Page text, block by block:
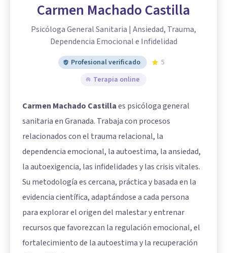
Carmen Machado Castilla
Psicóloga General Sanitaria | Ansiedad, Trauma,
Dependencia Emocional e Infidelidad
Profesional verificado
5
Terapia online
Carmen Machado Castillaes psicóloga general
sanitaria en Granada. Trabaja con procesos
relacionados con el trauma relacional, la
dependencia emocional, la autoestima, la ansiedad,
la autoexigencia, las infidelidades y las crisis vitales.
Su metodología es cercana, práctica y basada en la
evidencia científica, adaptándose a cada persona
para explorar el origen del malestar y entrenar
recursos que favorezcan la regulación emocional, el
fortalecimiento de la autoestima y la recuperación